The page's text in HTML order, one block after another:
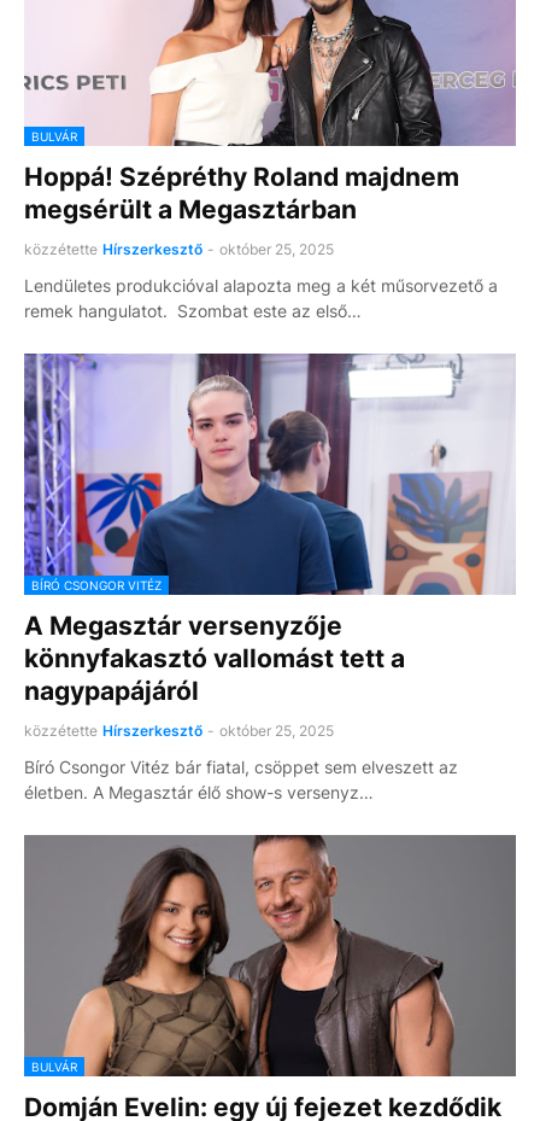
BULVÁR
Hoppá! Szépréthy Roland majdnem
megsérült a Megasztárban
közzétette Hírszerkesztő - október 25, 2025
Lendületes produkcióval alapozta meg a két műsorvezető a
remek hangulatot. Szombat este az első…
BÍRÓ CSONGOR VITÉZ
A Megasztár versenyzője
könnyfakasztó vallomást tett a
nagypapájáról
közzétette Hírszerkesztő - október 25, 2025
Bíró Csongor Vitéz bár fiatal, csöppet sem elveszett az
életben. A Megasztár élő show-s versenyz…
BULVÁR
Domján Evelin: egy új fejezet kezdődik